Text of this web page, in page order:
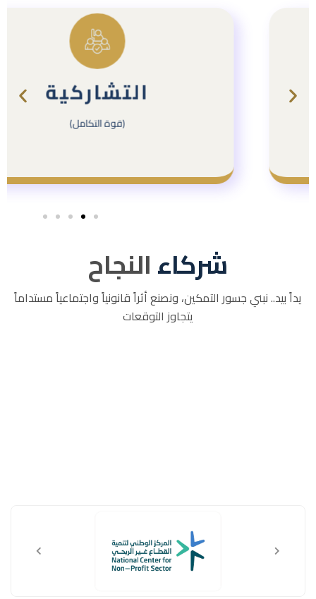
التشاركية
نصنعُ النجاحَ عبرَ بناءِ جسورِ التعاون،
مؤمنينَ بأنَّ العملَ التكاملي والشراكاتِ
شركاءالنجاح
يداً بيد.. نبني جسور التمكين، ونصنع أثراً قانونياً واجتماعياً مستداماً
يتجاوز التوقعات